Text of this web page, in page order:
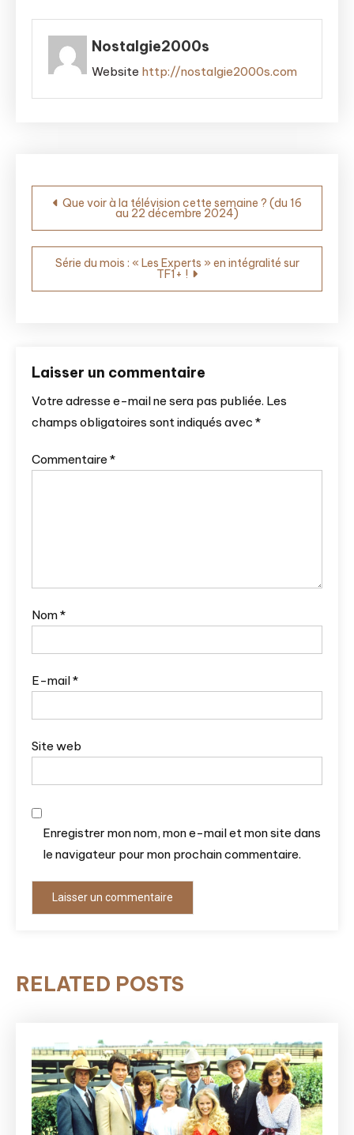
Nostalgie2000s
Website http://nostalgie2000s.com
Navigation
de
l’article
Que voir à la télévision cette semaine ? (du 16
au 22 décembre 2024)
Série du mois : « Les Experts » en intégralité sur
TF1+ !
Laisser un commentaire
Votre adresse e-mail ne sera pas publiée. Les
champs obligatoires sont indiqués avec *
Commentaire *
Nom*
E-mail*
Site web
Enregistrer mon nom, mon e-mail et mon site dans
le navigateur pour mon prochain commentaire.
RELATED POSTS